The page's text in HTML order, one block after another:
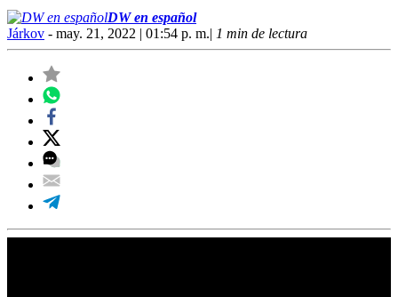
DW en español
Járkov - may. 21, 2022 | 01:54 p. m.| 1 min de lectura